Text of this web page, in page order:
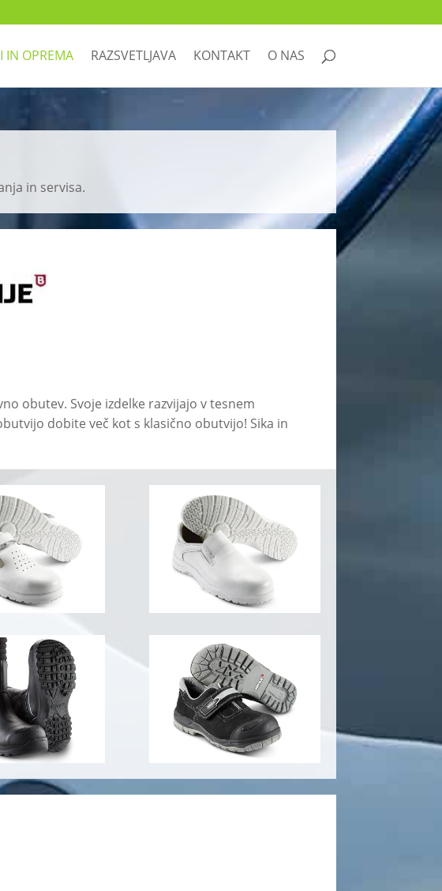
IN OPREMA RAZSVETLJAVA KONTAKT O NAS
in servisa.
obutev. Svoje izdelke razvijajo v tesnem
dobite več kot s klasično obutvijo! Sika in